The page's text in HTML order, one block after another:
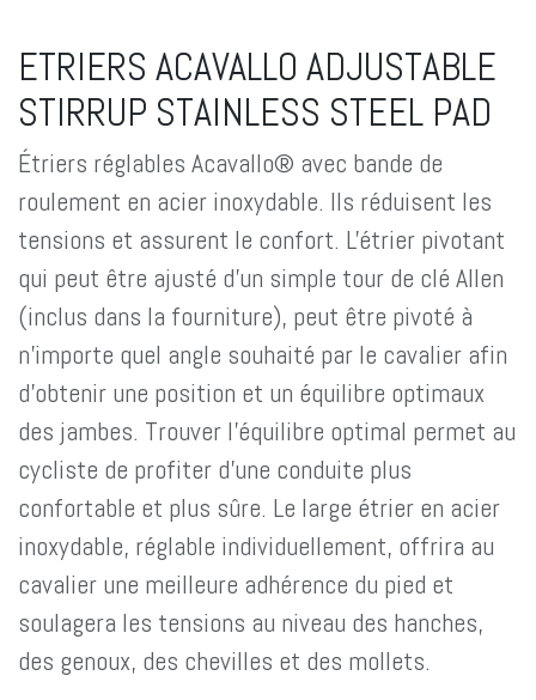
ETRIERS ACAVALLO ADJUSTABLE
STIRRUP STAINLESS STEEL PAD
Étriers réglables Acavallo® avec bande de
roulement en acier inoxydable. Ils réduisent les
tensions et assurent le confort. L'étrier pivotant
qui peut être ajusté d'un simple tour de clé Allen
(inclus dans la fourniture), peut être pivoté à
n'importe quel angle souhaité par le cavalier afin
d'obtenir une position et un équilibre optimaux
des jambes. Trouver l'équilibre optimal permet au
cycliste de profiter d'une conduite plus
confortable et plus sûre. Le large étrier en acier
inoxydable, réglable individuellement, offrira au
cavalier une meilleure adhérence du pied et
soulagera les tensions au niveau des hanches,
des genoux, des chevilles et des mollets.